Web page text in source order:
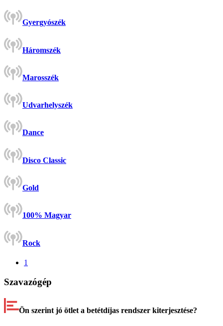
Gyergyószék
Háromszék
Marosszék
Udvarhelyszék
Dance
Disco Classic
Gold
100% Magyar
Rock
1
Szavazógép
Ön szerint jó ötlet a betétdíjas rendszer kiterjesztése?